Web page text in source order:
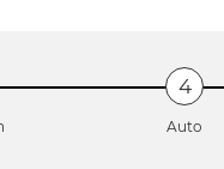
Auto